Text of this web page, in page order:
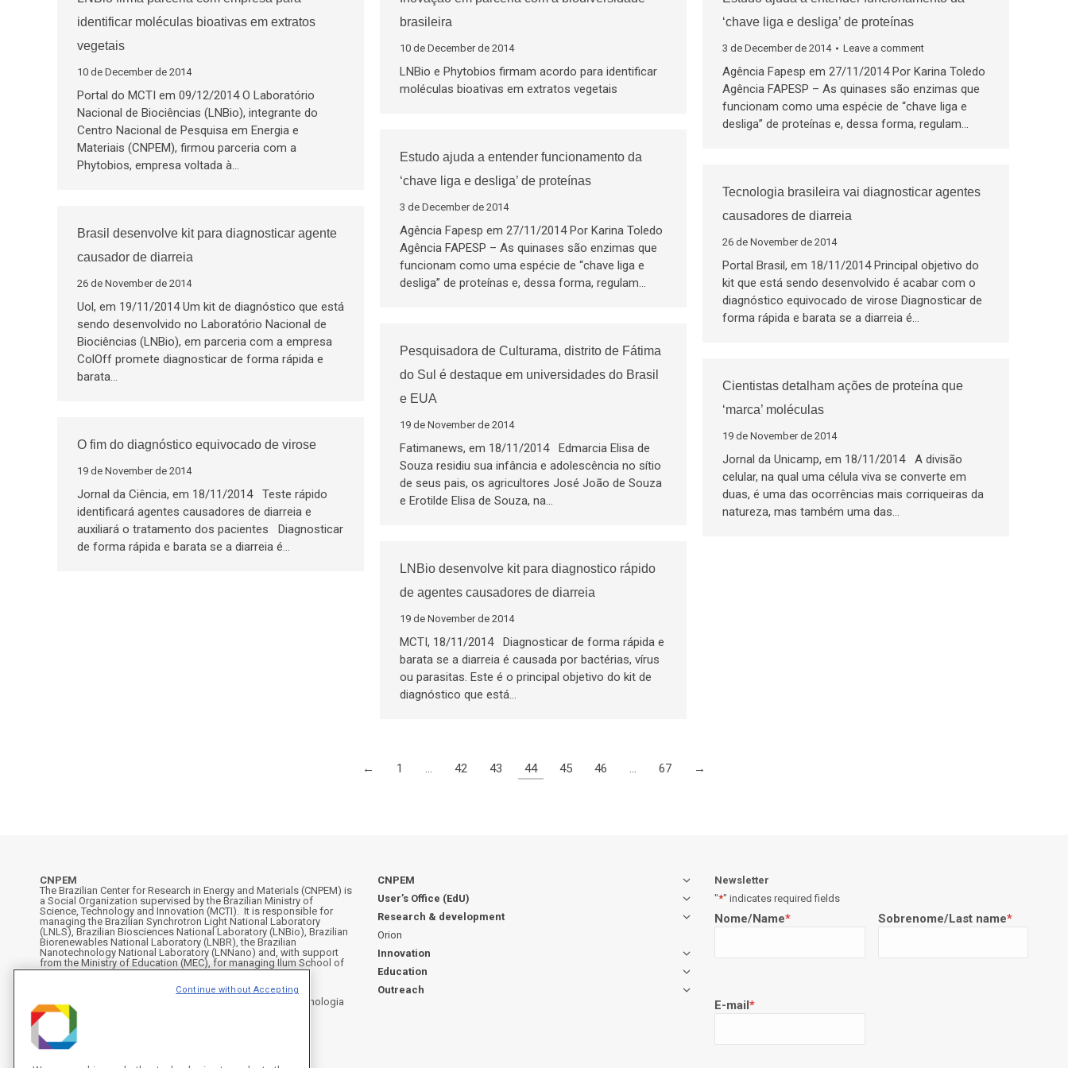
identificar moléculas bioativas em extratos
vegetais
10 de December de 2014
Portal do MCTI em 09/12/2014 O Laboratório
Nacional de Biociências (LNBio), integrante do
Centro Nacional de Pesquisa em Energia e
Materiais (CNPEM), firmou parceria com a
Phytobios, empresa voltada à…
brasileira
10 de December de 2014
LNBio e Phytobios firmam acordo para identificar
moléculas bioativas em extratos vegetais
‘chave liga e desliga’ de proteínas
3 de December de 2014 Leave a comment
Agência Fapesp em 27/11/2014 Por Karina Toledo
Agência FAPESP – As quinases são enzimas que
funcionam como uma espécie de “chave liga e
desliga” de proteínas e, dessa forma, regulam…
Estudo ajuda a entender funcionamento da
‘chave liga e desliga’ de proteínas
3 de December de 2014
Agência Fapesp em 27/11/2014 Por Karina Toledo
Agência FAPESP – As quinases são enzimas que
funcionam como uma espécie de “chave liga e
desliga” de proteínas e, dessa forma, regulam…
Tecnologia brasileira vai diagnosticar agentes
causadores de diarreia
26 de November de 2014
Portal Brasil, em 18/11/2014 Principal objetivo do
kit que está sendo desenvolvido é acabar com o
diagnóstico equivocado de virose Diagnosticar de
forma rápida e barata se a diarreia é…
Brasil desenvolve kit para diagnosticar agente
causador de diarreia
26 de November de 2014
Uol, em 19/11/2014 Um kit de diagnóstico que está
sendo desenvolvido no Laboratório Nacional de
Biociências (LNBio), em parceria com a empresa
ColOff promete diagnosticar de forma rápida e
barata…
Pesquisadora de Culturama, distrito de Fátima
do Sul é destaque em universidades do Brasil
e EUA
19 de November de 2014
Fatimanews, em 18/11/2014 Edmarcia Elisa de
Souza residiu sua infância e adolescência no sítio
de seus pais, os agricultores José João de Souza
e Erotilde Elisa de Souza, na…
Cientistas detalham ações de proteína que
‘marca’ moléculas
19 de November de 2014
Jornal da Unicamp, em 18/11/2014 A divisão
celular, na qual uma célula viva se converte em
duas, é uma das ocorrências mais corriqueiras da
natureza, mas também uma das…
O fim do diagnóstico equivocado de virose
19 de November de 2014
Jornal da Ciência, em 18/11/2014 Teste rápido
identificará agentes causadores de diarreia e
auxiliará o tratamento dos pacientes Diagnosticar
de forma rápida e barata se a diarreia é…
LNBio desenvolve kit para diagnostico rápido
de agentes causadores de diarreia
19 de November de 2014
MCTI, 18/11/2014 Diagnosticar de forma rápida e
barata se a diarreia é causada por bactérias, vírus
ou parasitas. Este é o principal objetivo do kit de
diagnóstico que está…
← 1 … 42 43 44 45 46 … 67 →
CNPEM
The Brazilian Center for Research in Energy and Materials (CNPEM) is
a Social Organization supervised by the Brazilian Ministry of
Science, Technology and Innovation (MCTI). It is responsible for
managing the Brazilian Synchrotron Light National Laboratory
(LNLS), Brazilian Biosciences National Laboratory (LNBio), Brazilian
Biorenewables National Laboratory (LNBR), the Brazilian
Nanotechnology National Laboratory (LNNano) and, with support
from the Ministry of Education (MEC), for managing Ilum School of
Science.
Rua Giuseppe Máximo Scolfaro, 10.000 - Polo II de Alta Tecnologia
de Campinas - Campinas/SP, Brasil
CEP 13083-100, Campinas - SP - Phone: +55 19 3512-1000
Instagram
X
CNPEM
User’s Office (EdU)
Research & development
Orion
Innovation
Education
Outreach
Newsletter
"*" indicates required fields
Nome/Name* Sobrenome/Last name*
E-mail*
Continue without Accepting